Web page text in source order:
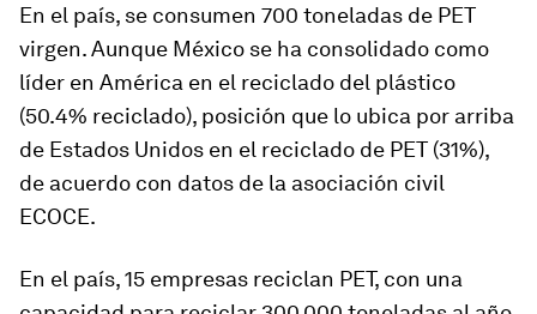
En el país, se consumen 700 toneladas de PET
virgen. Aunque México se ha consolidado como
líder en América en el reciclado del plástico
(50.4% reciclado), posición que lo ubica por arriba
de Estados Unidos en el reciclado de PET (31%),
de acuerdo con datos de la asociación civil
ECOCE.
En el país, 15 empresas reciclan PET, con una